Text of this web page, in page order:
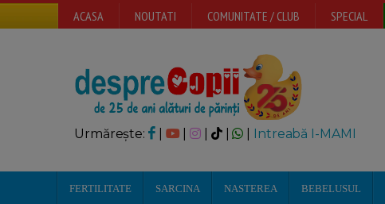
ACASA NOUTATI COMUNITATE / CLUB SPECIAL
Urmărește: | | Intreabă I-MAMI
FERTILITATE SARCINA NASTEREA BEBELUSUL